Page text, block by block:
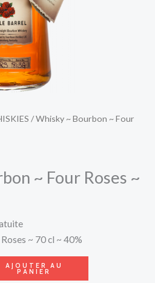
/ Whisky ~ Bourbon ~ Four
~ Four Roses ~
~ 70 cl ~ 40%
AJOUTER AU
PANIER